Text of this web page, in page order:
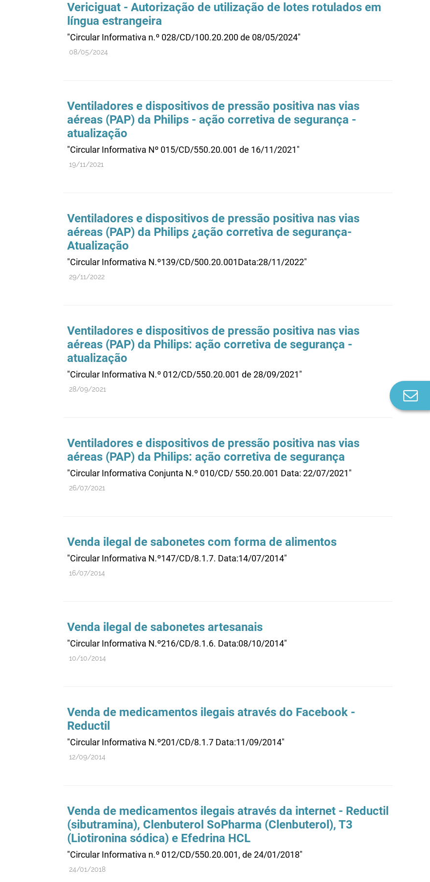
Vericiguat - Autorização de utilização de lotes rotulados em
língua estrangeira
"Circular Informativa n.º 028/CD/100.20.200 de 08/05/2024"
08/05/2024
Ventiladores e dispositivos de pressão positiva nas vias
aéreas (PAP) da Philips - ação corretiva de segurança -
atualização
"Circular Informativa Nº 015/CD/550.20.001 de 16/11/2021"
19/11/2021
Ventiladores e dispositivos de pressão positiva nas vias
aéreas (PAP) da Philips ¿ação corretiva de segurança-
Atualização
"Circular Informativa N.º139/CD/500.20.001Data:28/11/2022"
29/11/2022
Ventiladores e dispositivos de pressão positiva nas vias
aéreas (PAP) da Philips: ação corretiva de segurança -
atualização
"Circular Informativa N.º 012/CD/550.20.001 de 28/09/2021"
28/09/2021
Ventiladores e dispositivos de pressão positiva nas vias
aéreas (PAP) da Philips: ação corretiva de segurança
"Circular Informativa Conjunta N.º 010/CD/ 550.20.001 Data: 22/07/2021"
26/07/2021
Venda ilegal de sabonetes com forma de alimentos
"Circular Informativa N.º147/CD/8.1.7. Data:14/07/2014"
16/07/2014
Venda ilegal de sabonetes artesanais
"Circular Informativa N.º216/CD/8.1.6. Data:08/10/2014"
10/10/2014
Venda de medicamentos ilegais através do Facebook -
Reductil
"Circular Informativa N.º201/CD/8.1.7 Data:11/09/2014"
12/09/2014
Venda de medicamentos ilegais através da internet - Reductil
(sibutramina), Clenbuterol SoPharma (Clenbuterol), T3
(Liotironina sódica) e Efedrina HCL
"Circular Informativa n.º 012/CD/550.20.001, de 24/01/2018"
24/01/2018